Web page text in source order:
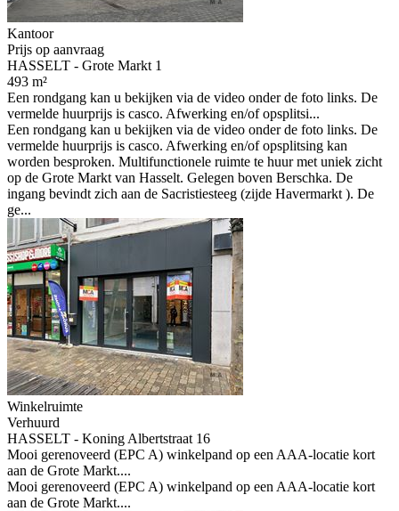
Kantoor
Prijs op aanvraag
HASSELT - Grote Markt 1
493 m²
Een rondgang kan u bekijken via de video onder de foto links. De
vermelde huurprijs is casco. Afwerking en/of opsplitsi...
Een rondgang kan u bekijken via de video onder de foto links. De
vermelde huurprijs is casco. Afwerking en/of opsplitsing kan
worden besproken. Multifunctionele ruimte te huur met uniek zicht
op de Grote Markt van Hasselt. Gelegen boven Berschka. De
ingang bevindt zich aan de Sacristiesteeg (zijde Havermarkt ). De
ge...
Winkelruimte
Verhuurd
HASSELT - Koning Albertstraat 16
Mooi gerenoveerd (EPC A) winkelpand op een AAA-locatie kort
aan de Grote Markt....
Mooi gerenoveerd (EPC A) winkelpand op een AAA-locatie kort
aan de Grote Markt....